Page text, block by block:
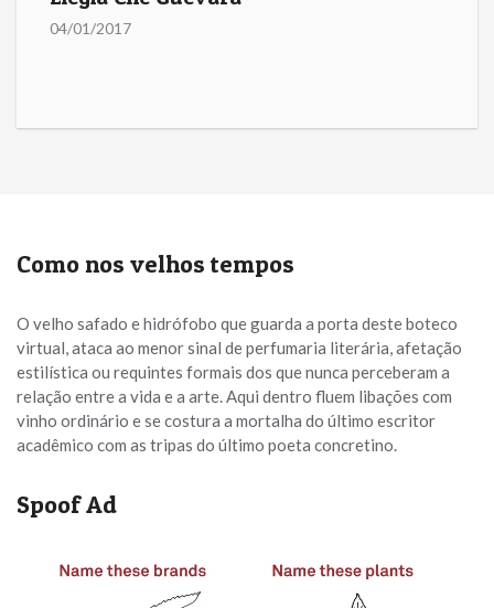
04/01/2017
Como nos velhos tempos
O velho safado e hidrófobo que guarda a porta deste boteco
virtual, ataca ao menor sinal de perfumaria literária, afetação
estilística ou requintes formais dos que nunca perceberam a
relação entre a vida e a arte. Aqui dentro fluem libações com
vinho ordinário e se costura a mortalha do último escritor
acadêmico com as tripas do último poeta concretino.
Spoof Ad